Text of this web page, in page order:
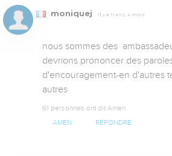
moniquej Il y a 11 ans, 4 mois
nous sommes des
devrions prononcer des
d'encouragement-en d'autres
autres
61 personnes ont dit Amen
AMEN RÉPONDRE